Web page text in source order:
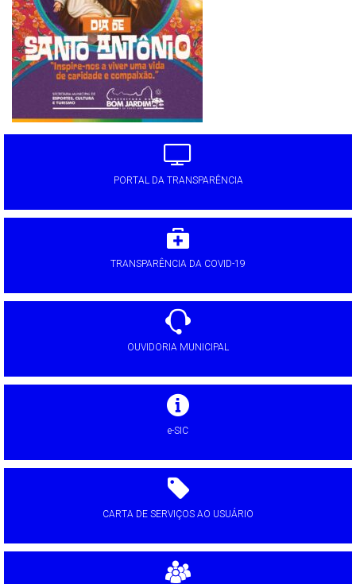
PORTAL DA TRANSPARÊNCIA
TRANSPARÊNCIA DA COVID-19
OUVIDORIA MUNICIPAL
e-SIC
CARTA DE SERVIÇOS AO USUÁRIO